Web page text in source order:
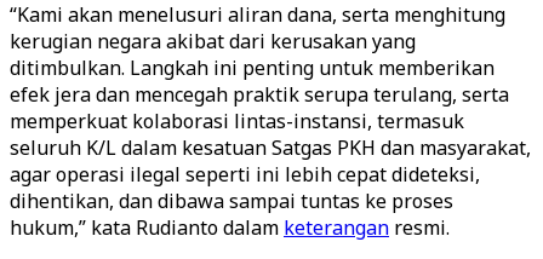
“Kami akan menelusuri aliran dana, serta menghitung
kerugian negara akibat dari kerusakan yang
ditimbulkan. Langkah ini penting untuk memberikan
efek jera dan mencegah praktik serupa terulang, serta
memperkuat kolaborasi lintas-instansi, termasuk
seluruh K/L dalam kesatuan Satgas PKH dan masyarakat,
agar operasi ilegal seperti ini lebih cepat dideteksi,
dihentikan, dan dibawa sampai tuntas ke proses
hukum,” kata Rudianto dalam keterangan resmi.